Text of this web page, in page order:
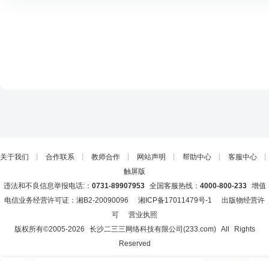
关于我们 ┊ 合作联系 ┊ 教师合作 ┊ 网站声明 ┊ 帮助中心 ┊ 客服中心 ┊
触屏版
违法和不良信息举报电话:： 0731-89907953全国客服热线： 4000-800-233增值
电信业务经营许可证：湘B2-20090096 湘ICP备17011479号-1
出版物经营许
可
营业执照
版权所有©2005-2026 长沙二三三网络科技有限公司(233.com)All Rights
Reserved